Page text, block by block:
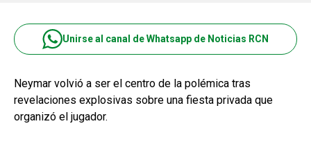
Unirse al canal de Whatsapp de Noticias RCN
Neymar volvió a ser el centro de la polémica tras
revelaciones explosivas sobre una fiesta privada que
organizó el jugador.